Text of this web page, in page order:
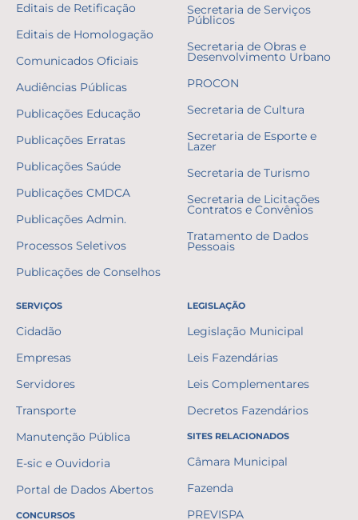
Editais de Retificação
Editais de Homologação
Comunicados Oficiais
Audiências Públicas
Publicações Educação
Publicações Erratas
Publicações Saúde
Publicações CMDCA
Publicações Admin.
Processos Seletivos
Publicações de Conselhos
Secretaria de Serviços
Públicos
Secretaria de Obras e
Desenvolvimento Urbano
PROCON
Secretaria de Cultura
Secretaria de Esporte e
Lazer
Secretaria de Turismo
Secretaria de Licitações
Contratos e Convênios
Tratamento de Dados
Pessoais
SERVIÇOS
Cidadão
Empresas
Servidores
Transporte
Manutenção Pública
E-sic e Ouvidoria
Portal de Dados Abertos
CONCURSOS
LEGISLAÇÃO
Legislação Municipal
Leis Fazendárias
Leis Complementares
Decretos Fazendários
SITES RELACIONADOS
Câmara Municipal
Fazenda
PREVISPA